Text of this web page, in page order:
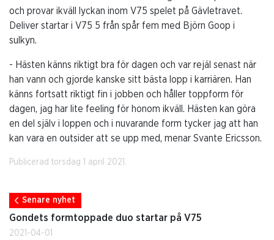
och provar ikväll lyckan inom V75 spelet på Gävletravet.
Deliver startar i V75 5 från spår fem med Björn Goop i
sulkyn.
- Hästen känns riktigt bra för dagen och var rejäl senast när
han vann och gjorde kanske sitt bästa lopp i karriären. Han
känns fortsatt riktigt fin i jobben och håller toppform för
dagen, jag har lite feeling för honom ikväll. Hästen kan göra
en del själv i loppen och i nuvarande form tycker jag att han
kan vara en outsider att se upp med, menar Svante Ericsson.
Publicerad torsdag 1 april 2021.
Senare nyhet
Gondets formtoppade duo startar på V75
2021-04-01